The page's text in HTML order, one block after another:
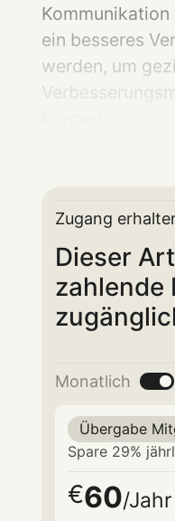
ein besseres
werden, um
Zugang
Dieser
zahlende
Monatlich
Übergabe
Spare 29%
€60/Jahr